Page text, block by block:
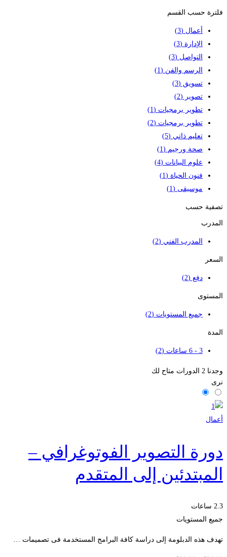
فلترة حسب القسم
أعمال (3)
الإدارة (3)
التواصل (3)
الرسم والفن (1)
تسويق (3)
تصوير (2)
تطوير برمجيات (1)
تطوير برمجيات (2)
تعليم ذاتي (5)
صحة ورجيم (1)
علوم البيانات (4)
فنون الحياة (1)
موسيقى (1)
تصفية حسب
المدرب
المدرب الفني (2)
السعر
دفع (2)
المستوى
جميع المستويات (2)
المدة
3 - 6 ساعات (2)
وجدنا 2 الدورات متاح لك
نرى
أعمال
دورة التصوير الفوتوغرافي –
المبتدئين إلى المتقدم
2.3 ساعات
جميع المستويات
تهدف هذه الدبلومة إلى دراسة كافة البرامج المستخدمة فى تصميمات …